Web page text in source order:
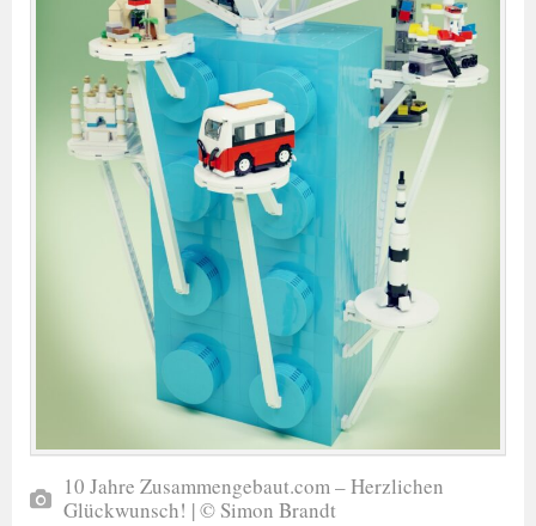
10 Jahre Zusammengebaut.com – Herzlichen
Glückwunsch! | © Simon Brandt